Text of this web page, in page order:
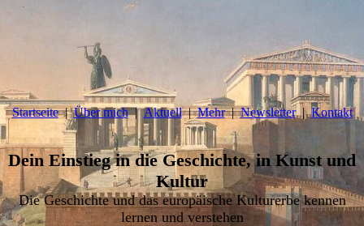
Startseite Über mich Aktuell Mehr Newsletter Kontakt
Dein Einstieg in die Geschichte, in Kunst und
Kultur
Die Geschichte und das europäische Kulturerbe kennen
lernen und verstehen